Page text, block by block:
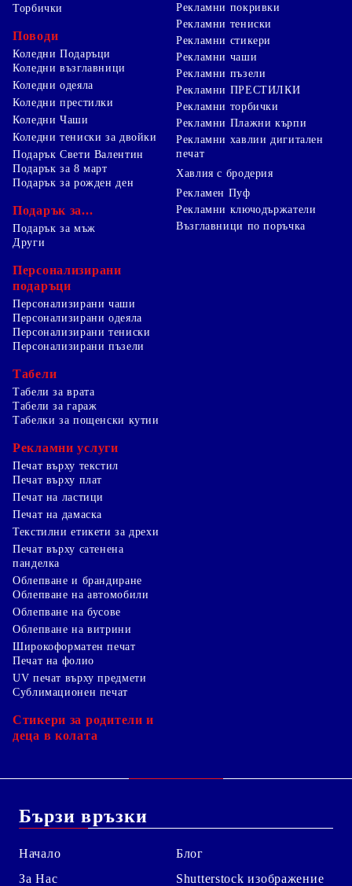
Торбички
Поводи
Коледни Подаръци
Коледни възглавници
Коледни одеяла
Коледни престилки
Коледни Чаши
Коледни тениски за двойки
Подарък Свети Валентин
Подарък за 8 март
Подарък за рожден ден
Подарък за...
Подарък за мъж
Рекламни покривки
Рекламни тениски
Рекламни стикери
Рекламни чаши
Рекламни пъзели
Рекламни ПРЕСТИЛКИ
Рекламни торбички
Рекламни Плажни кърпи
Рекламни хавлии дигитален
печат
Хавлия с бродерия
Рекламен Пуф
Рекламни ключодържатели
Възглавници по поръчка
Други
Персонализирани
подаръци
Персонализирани чаши
Персонализирани одеяла
Персонализирани тениски
Персонализирани пъзели
Табели
Табели за врата
Табели за гараж
Табелки за пощенски кутии
Рекламни услуги
Печат върху текстил
Печат върху плат
Печат на ластици
Печат на дамаска
Текстилни етикети за дрехи
Печат върху сатенена
панделка
Облепване и брандиране
Облепване на автомобили
Облепване на бусове
Облепване на витрини
Широкоформатен печат
Печат на фолио
UV печат върху предмети
Сублимационен печат
Стикери за родители и
деца в колата
Бързи връзки
Начало
За Нас
Блог
Shutterstock изображение